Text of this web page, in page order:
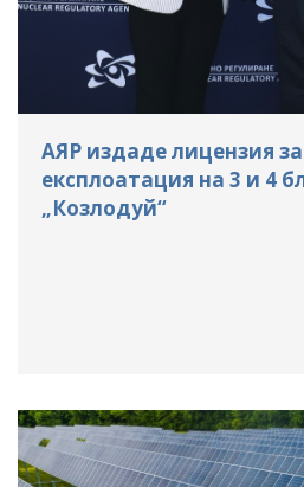
АЯР издаде лицензия
експлоатация на 3 и 4
„Козлодуй“